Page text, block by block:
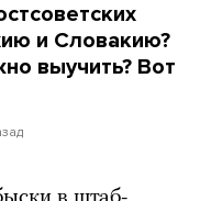
и Словакию?
выучить? Вот